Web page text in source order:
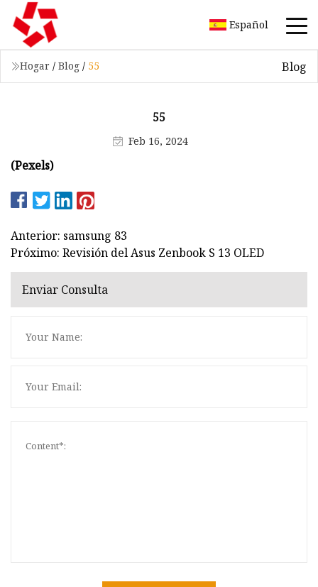
Español
Hogar / Blog / 55 Blog
55
Feb 16, 2024
(Pexels)
Anterior: samsung 83
Próximo: Revisión del Asus Zenbook S 13 OLED
Enviar Consulta